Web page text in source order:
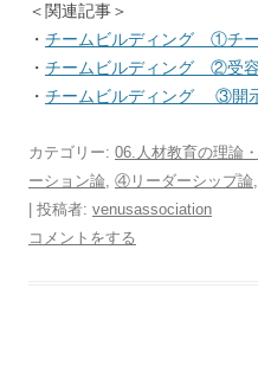
＜関連記事＞
・ チームビルディング ①チ
・ チームビルディング ②受容
・ チームビルディング ③開
カテゴリー: 06.人材教育の理論
ーション論, ④リーダーシップ論,
投稿者: venusassociation
コメントをする